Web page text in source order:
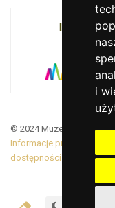
i
© 2024 Muzeum Armii
Informacje prawne
dostępności